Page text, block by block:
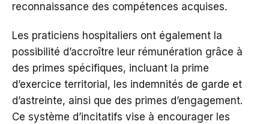
reconnaissance des compétences acquises.
Les praticiens hospitaliers ont également la
possibilité d’accroître leur rémunération grâce à
des primes spécifiques, incluant la prime
d’exercice territorial, les indemnités de garde et
d’astreinte, ainsi que des primes d’engagement.
Ce système d’incitatifs vise à encourager les